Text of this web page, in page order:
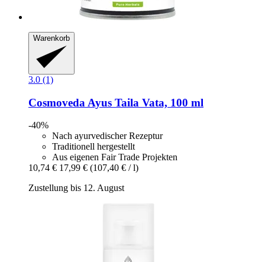
Warenkorb
3.0 (1)
Cosmoveda Ayus Taila Vata, 100 ml
-40%
Nach ayurvedischer Rezeptur
Traditionell hergestellt
Aus eigenen Fair Trade Projekten
10,74 € 17,99 € (107,40 € / l)
Zustellung bis 12. August